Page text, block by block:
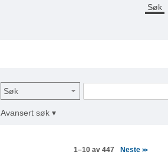
Søk
Søk
Avansert søk ▾
1–10 av 447 Neste >>